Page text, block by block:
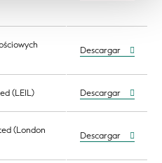
Descargar
(LEIL) Descargar
(London
Descargar